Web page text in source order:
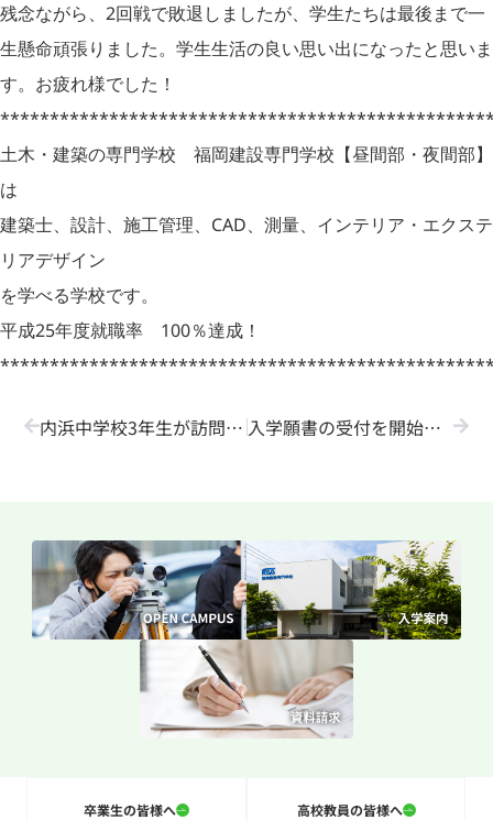
残念ながら、2回戦で敗退しましたが、学生たちは最後まで一
生懸命頑張りました。学生生活の良い思い出になったと思いま
す。お疲れ様でした！
土木・建築の専門学校 福岡建設専門学校【昼間部・夜間部】
は
建築士、設計、施工管理、CAD、測量、インテリア・エクステ
リアデザイン
を学べる学校です。
平成25年度就職率 100％達成！
内浜中学校3年生が訪問学習に来ました！ 入学願書の受付を開始しました！
卒業生の皆様へ 高校教員の皆様へ